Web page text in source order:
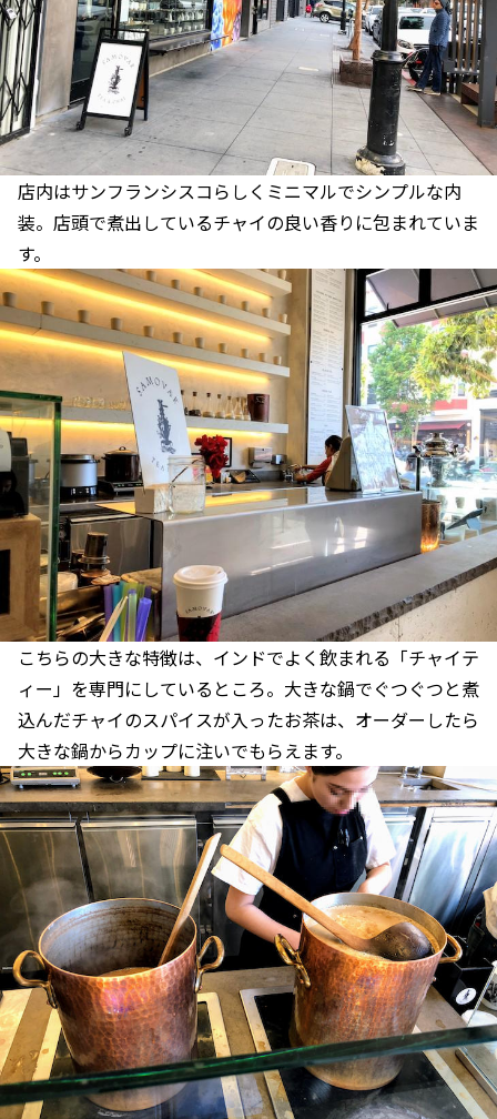
店内はサンフランシスコらしくミニマルでシンプルな内
装。店頭で煮出しているチャイの良い香りに包まれていま
す。
こちらの大きな特徴は、インドでよく飲まれる「チャイテ
ィー」を専門にしているところ。大きな鍋でぐつぐつと煮
込んだチャイのスパイスが入ったお茶は、オーダーしたら
大きな鍋からカップに注いでもらえます。